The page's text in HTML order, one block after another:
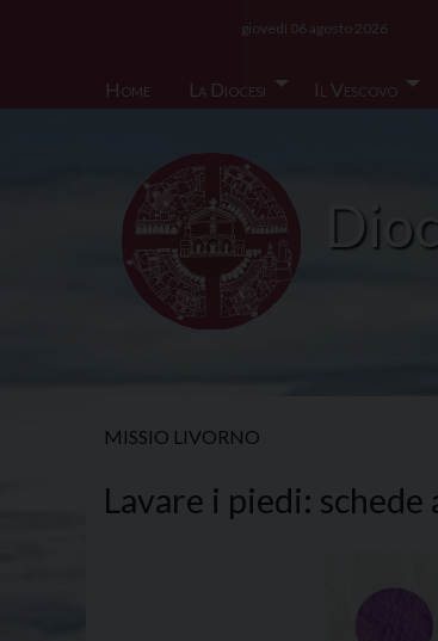
Home
La Diocesi Il Vescovo
giovedì 06 agosto 2026
MISSIO LIVORNO
Lavare i piedi: